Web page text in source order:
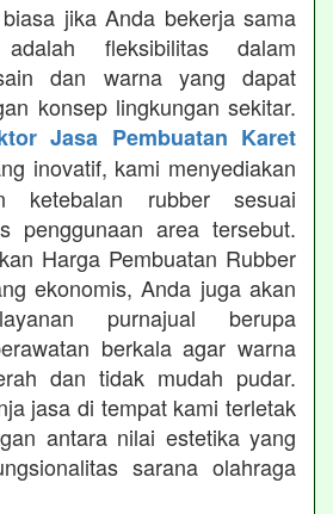
jika Anda bekerja sama
fleksibilitas dalam
dan warna yang dapat
konsep lingkungan sekitar.
Jasa Pembuatan Karet
inovatif, kami menyediakan
ketebalan rubber sesuai
penggunaan area tersebut.
Harga Pembuatan Rubber
ekonomis, Anda juga akan
purnajual berupa
berkala agar warna
dan tidak mudah pudar.
jasa di tempat kami terletak
antara nilai estetika yang
sarana olahraga